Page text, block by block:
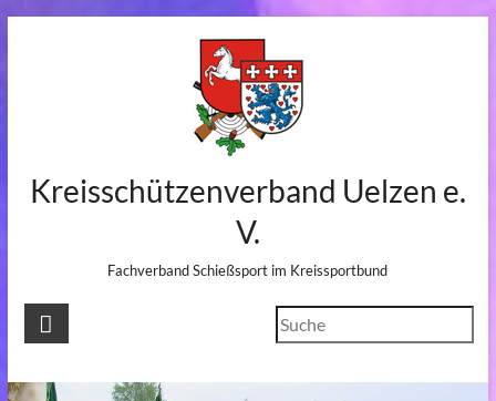
Kreisschützenverband Uelzen e.
V.
Fachverband Schießsport im Kreissportbund